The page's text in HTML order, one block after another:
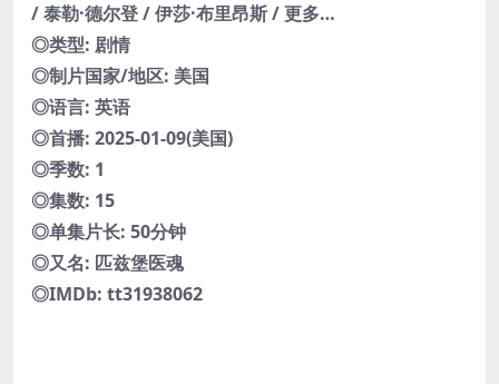
/ 泰勒·德尔登 / 伊莎·布里昂斯 / 更多…
◎类型: 剧情
◎制片国家/地区: 美国
◎语言: 英语
◎首播: 2025-01-09(美国)
◎季数: 1
◎集数: 15
◎单集片长: 50分钟
◎又名: 匹兹堡医魂
◎IMDb: tt31938062